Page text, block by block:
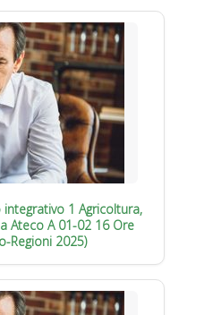
integrativo 1 Agricoltura,
Ateco A 01-02 16 Ore
Regioni 2025)